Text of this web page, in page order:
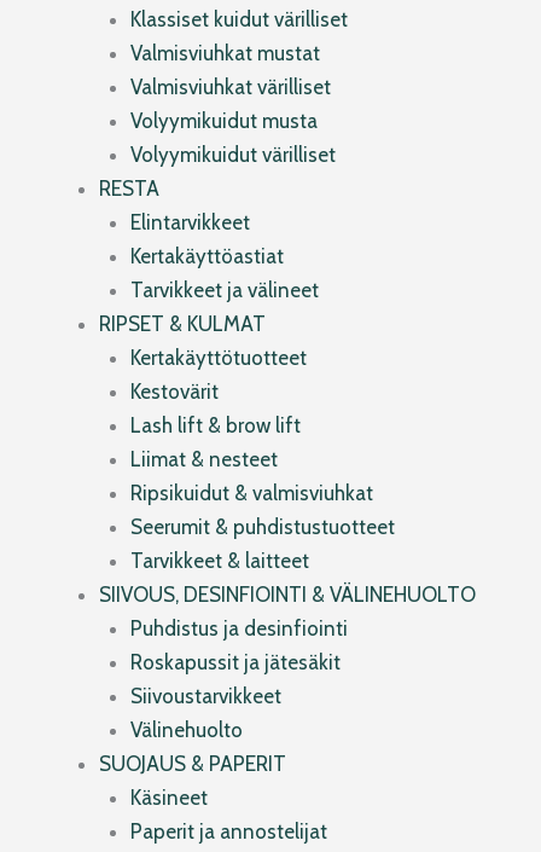
Klassiset kuidut värilliset
Valmisviuhkat mustat
Valmisviuhkat värilliset
Volyymikuidut musta
Volyymikuidut värilliset
RESTA
Elintarvikkeet
Kertakäyttöastiat
Tarvikkeet ja välineet
RIPSET & KULMAT
Kertakäyttötuotteet
Kestovärit
Lash lift & brow lift
Liimat & nesteet
Ripsikuidut & valmisviuhkat
Seerumit & puhdistustuotteet
Tarvikkeet & laitteet
SIIVOUS, DESINFIOINTI & VÄLINEHUOLTO
Puhdistus ja desinfiointi
Roskapussit ja jätesäkit
Siivoustarvikkeet
Välinehuolto
SUOJAUS & PAPERIT
Käsineet
Paperit ja annostelijat